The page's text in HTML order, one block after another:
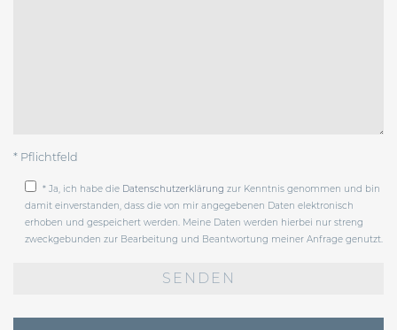
* Pflichtfeld
* Ja, ich habe die Datenschutzerklärung zur Kenntnis genommen und bin
damit einverstanden, dass die von mir angegebenen Daten elektronisch
erhoben und gespeichert werden. Meine Daten werden hierbei nur streng
zweckgebunden zur Bearbeitung und Beantwortung meiner Anfrage genutzt.